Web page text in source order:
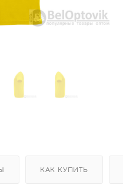
КАК КУПИТЬ